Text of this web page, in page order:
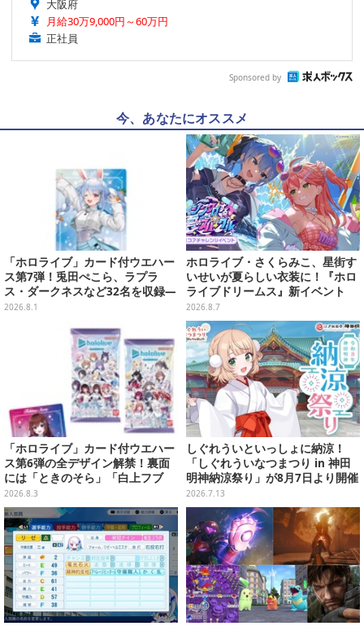
大阪府
月給30万9,000円～60万円
正社員
Sponsored by
今、あなたにオススメ
「ホロライブ」カード付ウエハー
ス第7弾！兎田ぺこら、ラプラ
ス・ダークネスなど32名を収録―
裏面には手書きメッセージも
2026.8.1
ホロライブ・さくらみこ、星街す
いせいが夏らしい衣装に！『ホロ
ライブドリームス』新イベント
「シンクロする夏のスパークル」
開幕
2026.8.7
「ホロライブ」カード付ウエハー
ス第6弾の全デザイン解禁！裏面
には「ときのそら」「白上フブ
キ」ら30名の手書きメッセージ入
り
2026.8.3
しぐれういといっしょに納涼！
「しぐれういなつまつり in 神田
明神納涼祭り」が8月7日より開催
決定
2026.7.13